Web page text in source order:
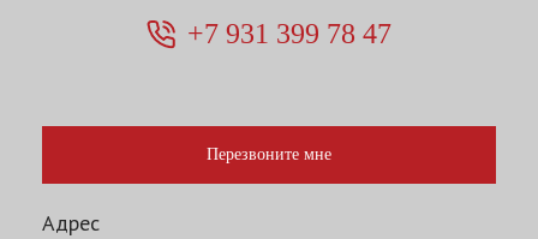
+7 931 399 78 47
Перезвоните мне
Адрес